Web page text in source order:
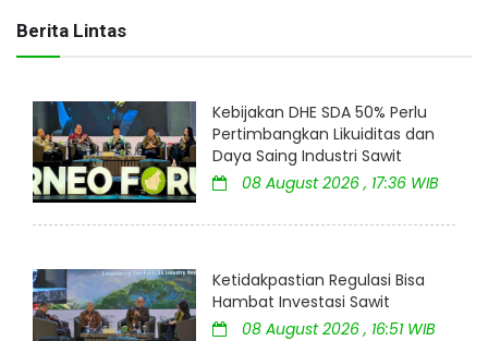
Berita Lintas
Kebijakan DHE SDA 50% Perlu
Pertimbangkan Likuiditas dan
Daya Saing Industri Sawit
08 August 2026 , 17:36 WIB
Ketidakpastian Regulasi Bisa
Hambat Investasi Sawit
08 August 2026 , 16:51 WIB